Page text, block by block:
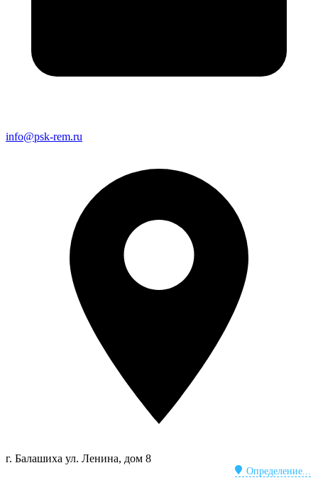
info@psk-rem.ru
г. Балашиха
Определение...
ул. Ленина, дом 8